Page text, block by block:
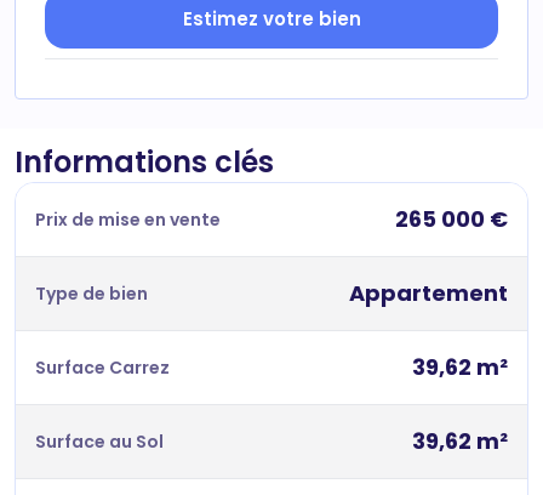
Estimez votre bien
Informations clés
Prix de mise en vente 265 000 €
Type de bien Appartement
Surface Carrez 39,62 m²
Surface au Sol 39,62 m²